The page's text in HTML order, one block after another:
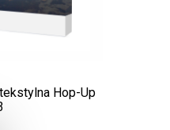
Hop-Up